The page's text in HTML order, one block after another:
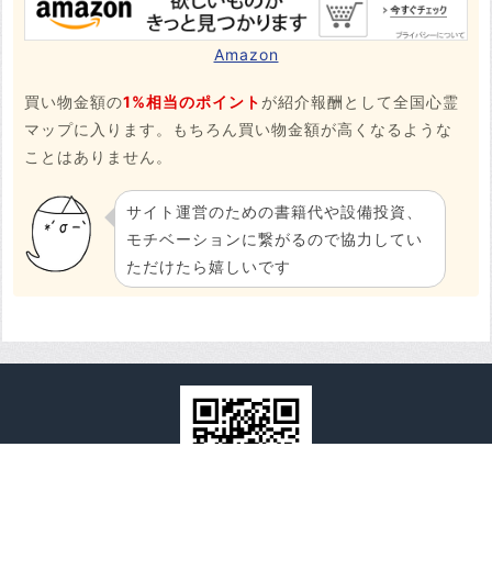
Amazon
買い物金額の1%相当のポイント が紹介報酬として全国心霊
マップに入ります。もちろん買い物金額が高くなるような
ことはありません。
サイト運営のための書籍代や設備投資、
モチベーションに繋がるので協力してい
ただけたら嬉しいです